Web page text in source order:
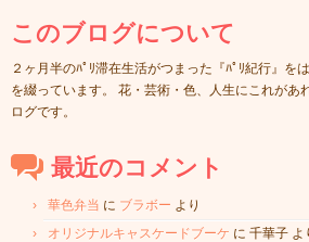
このブログについて
２ヶ月半のﾊﾟﾘ滞在生活がつまった『ﾊﾟﾘ紀行』を
を綴っています。 花・芸術・色、人生にこれがあ
ログです。
最近のコメント
華色弁当 に ブラボー より
オリジナルキャスケードブーケ に 千華子 よ